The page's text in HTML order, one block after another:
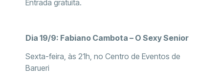
Entrada gratuita.
Dia 19/9: Fabiano Cambota – O Sexy Senior
Sexta-feira, às 21h, no Centro de Eventos de
Barueri